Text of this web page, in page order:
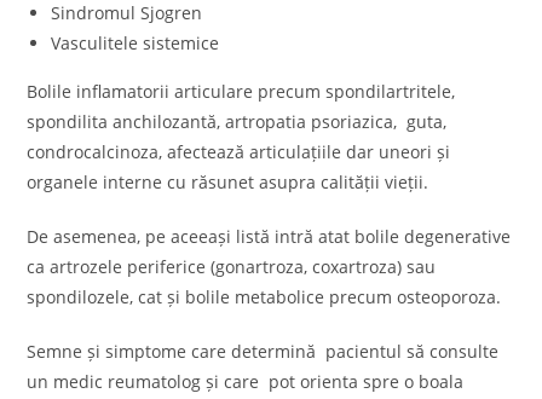
Sindromul Sjogren
Vasculitele sistemice
Bolile inflamatorii articulare precum spondilartritele,
spondilita anchilozantă, artropatia psoriazica, guta,
condrocalcinoza, afectează articulațiile dar uneori și
organele interne cu răsunet asupra calității vieții.
De asemenea, pe aceeași listă intră atat bolile degenerative
ca artrozele periferice (gonartroza, coxartroza) sau
spondilozele, cat și bolile metabolice precum osteoporoza.
Semne și simptome care determină pacientul să consulte
un medic reumatolog și care pot orienta spre o boala